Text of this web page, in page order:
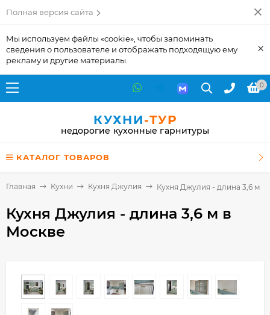
Полная версия сайта
Мы используем файлы «cookie», чтобы запоминать
сведения о пользователе и отображать подходящую ему
рекламу и другие материалы.
×
0
КУХНИ-ТУР
недорогие кухонные гарнитуры
КАТАЛОГ ТОВАРОВ
Главная Кухни Кухня Джулия Кухня Джулия - длина 3,6 м
Кухня Джулия - длина 3,6 м в
Москве